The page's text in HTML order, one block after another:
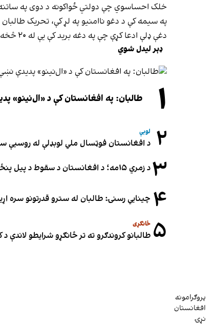
خلک احساسوي چې دولتي ځواکونه د دوی په
په سیمه کې د دغو ناامنیو په لړ کې، تحریک
دغې ډلې ادعا کړې چې په دغه برید کې یې له ۲۰ څخه زیاتو پاکستاني ځواکونو ته مرګ ژوبله اړولې ده، چې دا په سیمه کې د روان تاوتریخوالي او ناامنیو کچه ښيي.
ډېر لیدل شوي
۱ طالبان: په افغانستان کې د
۲ لوبې
د افغانستان فوټسال ملي لوبډلې له روسیې سره لوبه ۳-۳
۳د زمري ۱۵مه؛ د افغانستان د سقوط د پیل پنځه کاله او دوامدارې ننګونې
۴ چینایي رسنۍ: طالبان له سترو قدرتونو سره
۵ ځانګړی
طالبانو کروندګرو ته تر ځانګړو شرایطو لاندې د
پروګرامونه
افغانستان
نړۍ